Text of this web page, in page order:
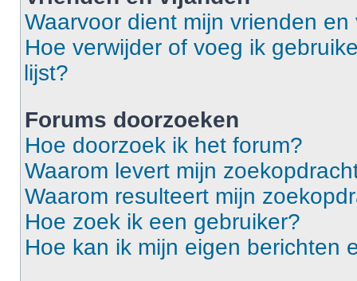
Waarvoor dient mijn vrienden en
Hoe verwijder of voeg ik
lijst?
Forums doorzoeken
Hoe doorzoek ik het forum?
Waarom levert mijn
Waarom resulteert mijn
Hoe zoek ik een gebruiker?
Hoe kan ik mijn eigen berichten